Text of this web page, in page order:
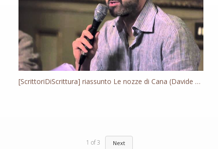
[ScrittoriDiScrittura] riassunto Le nozze di Cana (Davide Longo)
1 of 3 Next